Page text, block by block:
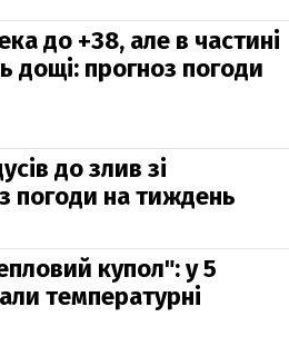
до +38, але в частині
дощі: прогноз погоди
до злив зі
погоди на тиждень
купол": у 5
температурні